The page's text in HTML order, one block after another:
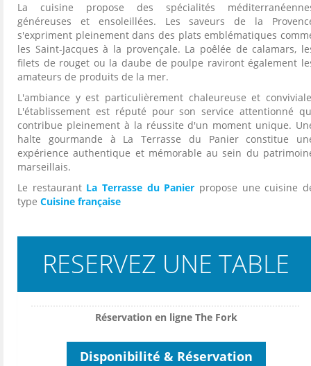
La cuisine propose des spécialités
généreuses et ensoleillées. Les saveurs de la
s'expriment pleinement dans des plats emblématiques
les Saint-Jacques à la provençale. La poêlée de calamars,
filets de rouget ou la daube de poulpe raviront également
amateurs de produits de la mer.
L'ambiance y est particulièrement chaleureuse et
L'établissement est réputé pour son service attentionné
contribue pleinement à la réussite d'un moment unique.
halte gourmande à La Terrasse du Panier constitue
expérience authentique et mémorable au sein du
marseillais.
Le restaurant La Terrasse du Panier propose une cuisine
type Cuisine française
RESERVEZ UNE TABLE
Réservation en ligne The Fork
Disponibilité & Réservation